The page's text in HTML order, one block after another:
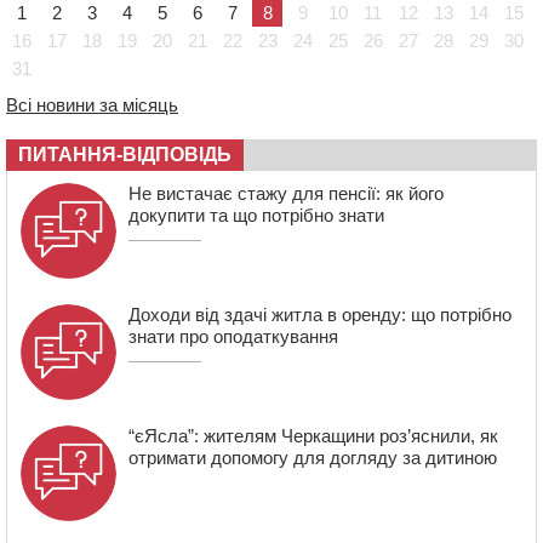
сміттєзвалища
12:50 Внаслідок падіння вертольота загинув 28-річний
захисник зі Сміли
12:15 У центрі Черкас не поділили дорогу водії двох ВАЗів
1
2 3 4 5 6 7 8 9 10 11 12 13 14
15
16
17 18 19 20 21 22 23 24 25 26 27 28 29
30
31
Всі новини за місяць
ПИТАННЯ-ВІДПОВІДЬ
Не вистачає стажу для пенсії: як його
докупити та що потрібно знати
Доходи від здачі житла в оренду: що потрібно
знати про оподаткування
“єЯсла”: жителям Черкащини роз’яснили, як
отримати допомогу для догляду за дитиною